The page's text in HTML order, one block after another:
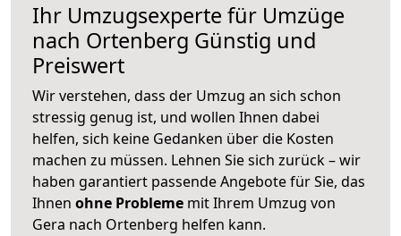
Ihr Umzugsexperte für Umzüge
nach Ortenberg Günstig und
Preiswert
Wir verstehen, dass der Umzug an sich schon
stressig genug ist, und wollen Ihnen dabei
helfen, sich keine Gedanken über die Kosten
machen zu müssen. Lehnen Sie sich zurück – wir
haben garantiert passende Angebote für Sie, das
Ihnen ohne Probleme mit Ihrem Umzug von
Gera nach Ortenberg helfen kann.